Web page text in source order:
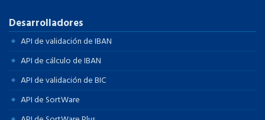
Desarrolladores
API de validación de IBAN
API de cálculo de IBAN
API de validación de BIC
API de SortWare